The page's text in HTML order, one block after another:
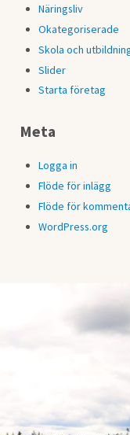
Näringsliv
Okategoriserade
Skola och
Slider
Starta företag
Meta
Logga in
Flöde för inlägg
Flöde för
WordPress.org